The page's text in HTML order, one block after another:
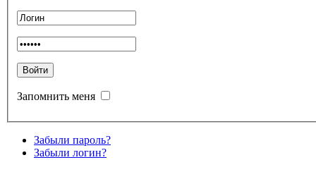
Запомнить меня
Забыли пароль?
Забыли логин?